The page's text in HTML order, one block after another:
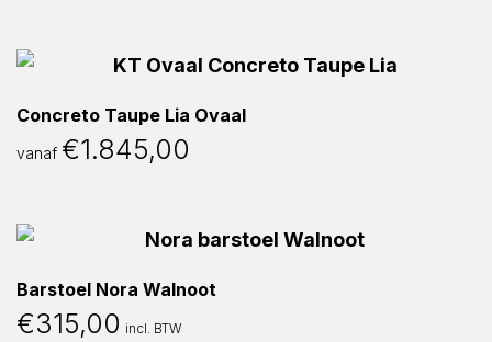
Concreto Taupe Lia Ovaal
vanaf €1.845,00
Barstoel Nora Walnoot
€315,00 incl. BTW